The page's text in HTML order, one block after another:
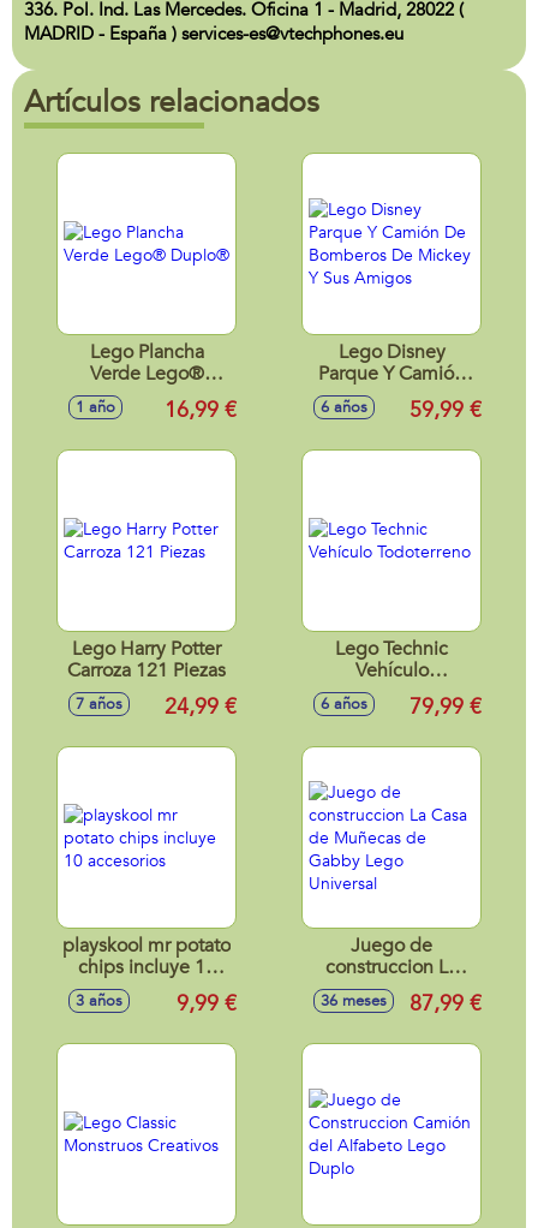
336. Pol. Ind. Las Mercedes. Oficina 1 - Madrid, 28022 (
MADRID - España ) services-es@vtechphones.eu
Artículos relacionados
Lego Plancha
Verde Lego®
Duplo®
1 año 16,99 €
Lego Disney
Parque Y Camión
De Bomberos De
Mickey Y Sus
6 años 59,99 €
Lego Harry Potter
Carroza 121 Piezas
7 años 24,99 €
Lego Technic
Vehículo
Todoterreno
6 años 79,99 €
playskool mr potato
chips incluye 10
accesorios
3 años 9,99 €
Juego de
construccion La
Casa de Muñecas
de Gabby Lego
36 meses 87,99 €